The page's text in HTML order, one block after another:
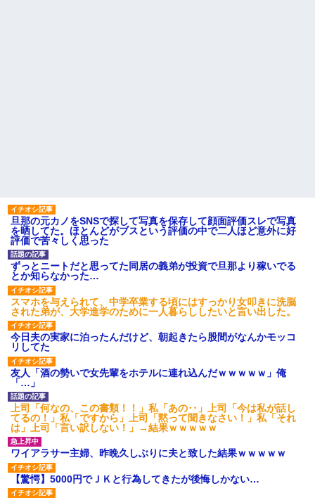
旦那の元カノをSNSで探して写真を保存して顔面評価スレで写真
を晒してた。ほとんどがブスという評価の中で二人ほど意外に好
評価で苦々しく思った
ずっとニートだと思ってた同居の義弟が投資で旦那より稼いでる
とか知らなかった…
スマホを与えられて、中学卒業する頃にはすっかり女叩きに洗脳
された弟が、大学進学のために一人暮らししたいと言い出した。
今日夫の実家に泊ったんだけど、朝起きたら股間がなんかモッコ
リしてた
友人「酒の勢いで女先輩をホテルに連れ込んだｗｗｗｗｗ」俺
「…」
上司「何なの、この書類！！」私「あの‥」上司「今は私が話し
てるの！」私「ですから」上司「黙って聞きなさい！」私「それ
は」上司「言い訳しない！」→結果ｗｗｗｗｗ
ワイアラサー主婦、昨晩久しぶりに夫と致した結果ｗｗｗｗｗ
【驚愕】5000円でＪＫと行為してきたが後悔しかない…